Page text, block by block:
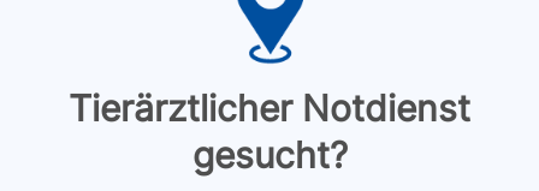
Tierärztlicher Notdienst
gesucht?